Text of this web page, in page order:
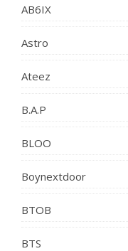
AB6IX
Astro
Ateez
B.A.P
BLOO
Boynextdoor
BTOB
BTS